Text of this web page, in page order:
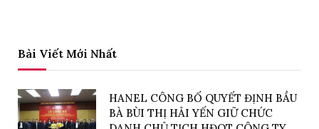
Bài Viết Mới Nhất
HANEL CÔNG BỐ QUYẾT ĐỊNH BẦU
BÀ BÙI THỊ HẢI YẾN GIỮ CHỨC